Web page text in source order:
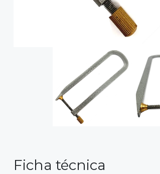
Ficha técnica